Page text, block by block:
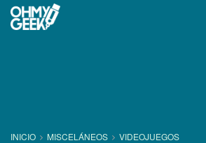
INICIO MISCELÁNEOS VIDEOJUEGOS